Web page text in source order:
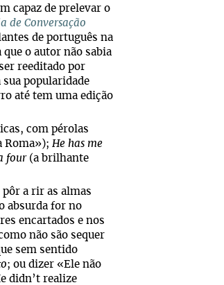
capaz de prelevar o
de Conversação
de português na
o autor não sabia
reeditado por
popularidade
até tem uma edição
com pérolas
Roma»); He has me
four(a brilhante
a rir as almas
absurda for no
encartados e nos
não são sequer
sem sentido
; ou dizer «Ele não
didn’t realize